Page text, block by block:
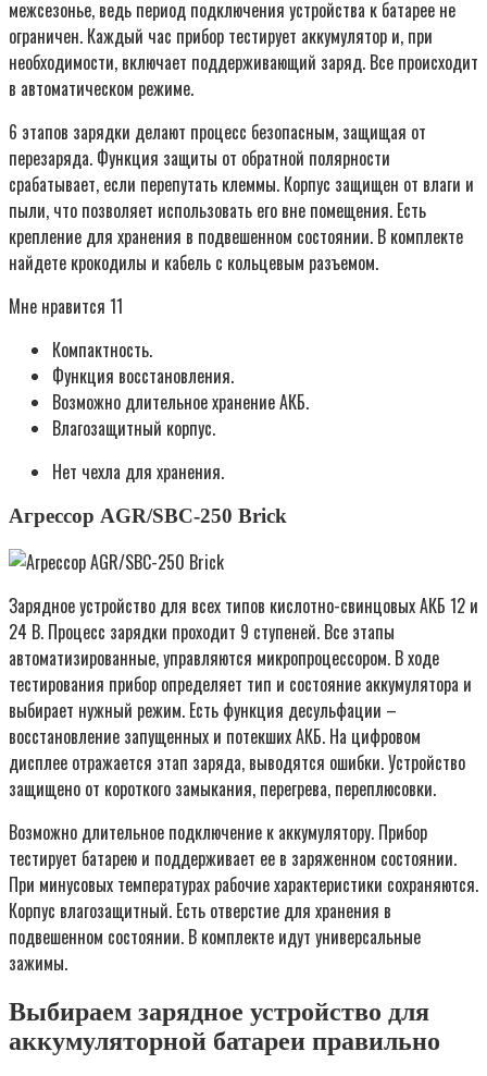
межсезонье, ведь период подключения устройства к батарее не
ограничен. Каждый час прибор тестирует аккумулятор и, при
необходимости, включает поддерживающий заряд. Все происходит
в автоматическом режиме.
6 этапов зарядки делают процесс безопасным, защищая от
перезаряда. Функция защиты от обратной полярности
срабатывает, если перепутать клеммы. Корпус защищен от влаги и
пыли, что позволяет использовать его вне помещения. Есть
крепление для хранения в подвешенном состоянии. В комплекте
найдете крокодилы и кабель с кольцевым разъемом.
Мне нравится 11
Компактность.
Функция восстановления.
Возможно длительное хранение АКБ.
Влагозащитный корпус.
Нет чехла для хранения.
Агрессор AGR/SBC-250 Brick
Зарядное устройство для всех типов кислотно-свинцовых АКБ 12 и
24 В. Процесс зарядки проходит 9 ступеней. Все этапы
автоматизированные, управляются микропроцессором. В ходе
тестирования прибор определяет тип и состояние аккумулятора и
выбирает нужный режим. Есть функция десульфации –
восстановление запущенных и потекших АКБ. На цифровом
дисплее отражается этап заряда, выводятся ошибки. Устройство
защищено от короткого замыкания, перегрева, переплюсовки.
Возможно длительное подключение к аккумулятору. Прибор
тестирует батарею и поддерживает ее в заряженном состоянии.
При минусовых температурах рабочие характеристики сохраняются.
Корпус влагозащитный. Есть отверстие для хранения в
подвешенном состоянии. В комплекте идут универсальные
зажимы.
Выбираем зарядное устройство для
аккумуляторной батареи правильно